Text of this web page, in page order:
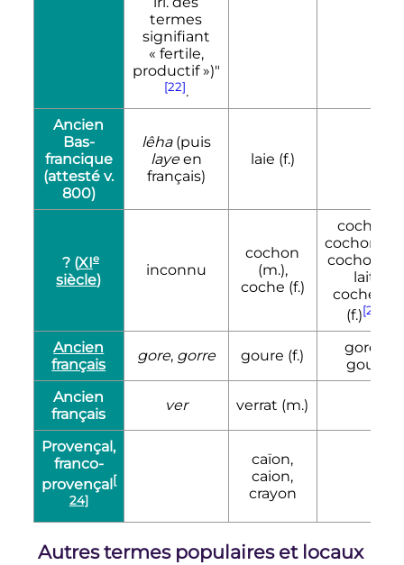
termes
signifiant
« fertile,
productif »)"
[22].
Ancien
Bas-
francique
(attestév.
800)
lêha(puis
layeen
français)
laie (f.)
? (XIe
siècle)
inconnu
cochon
(m.),
coche (f.)
cochon,
cochon de
lait,
cochette
(f.)[23]
Ancien
français
gore, gorre goure (f.)
goret,
gouri
Ancien
français
ver verrat (m.)
Provençal,
franco-
provençal[
24]
caïon,
caion,
crayon
Autres termes populaires et locaux